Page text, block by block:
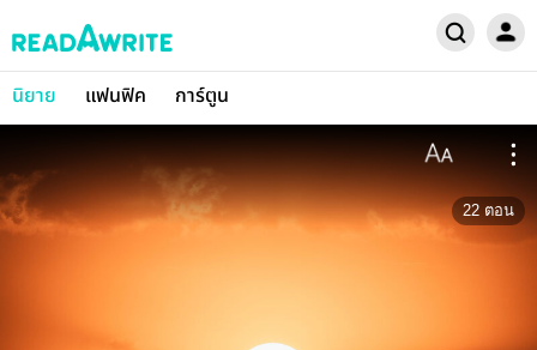
นิยาย แฟนฟิค การ์ตูน
22 ตอน